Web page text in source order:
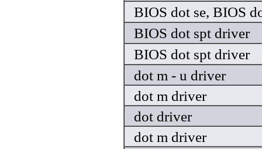
BIOS dot se, BIOS
BIOS dot spt driver
BIOS dot spt driver
dot m - u driver
dot m driver
dot driver
dot m driver